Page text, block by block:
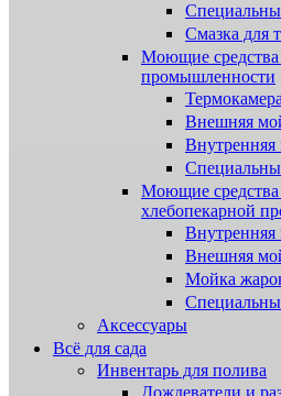
Смазка для
Моющие
промышленности
Термокамера
Внешняя
Моющие средства
хлебопекарной
Внешняя
Мойка
Аксессуары
Всё для сада
Инвентарь для полива